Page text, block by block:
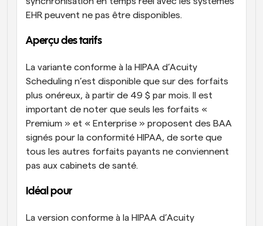
EHR peuvent ne pas être disponibles.
Aperçu des tarifs
La variante conforme à la HIPAA d’Acuity
Scheduling n’est disponible que sur des forfaits
plus onéreux, à partir de 49 $ par mois. Il est
important de noter que seuls les forfaits «
Premium » et « Enterprise » proposent des BAA
signés pour la conformité HIPAA, de sorte que
tous les autres forfaits payants ne conviennent
pas aux cabinets de santé.
Idéal pour
La version conforme à la HIPAA d’Acuity